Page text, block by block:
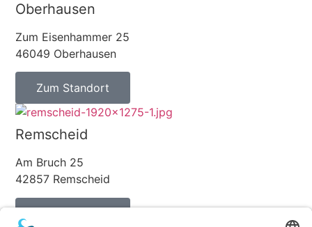
Oberhausen
Zum Eisenhammer 25
46049 Oberhausen
Zum Standort
Remscheid
Am Bruch 25
42857 Remscheid